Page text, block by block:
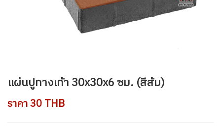
แผ่นปูทางเท้า 30x30x6 ซม. (สีส้ม)
ราคา 30 THB